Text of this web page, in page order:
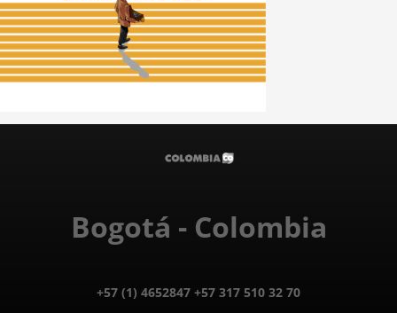
Bogotá - Colombia
+57 (1) 4652847 +57 317 510 32 70